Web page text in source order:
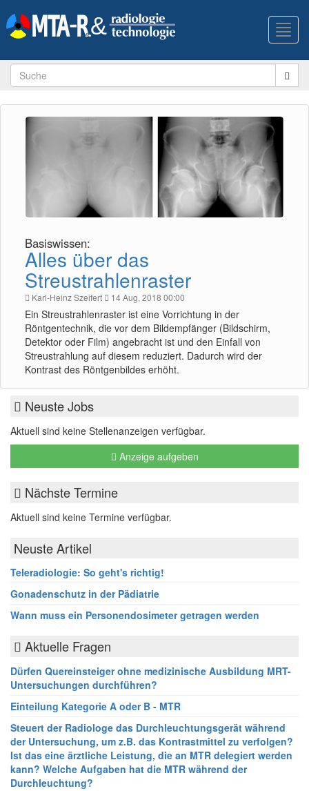
Basiswissen:
Alles über das
Streustrahlenraster
Karl-Heinz Szeifert 14 Aug, 2018 00:00
Ein Streustrahlenraster ist eine Vorrichtung in der
Röntgentechnik, die vor dem Bildempfänger (Bildschirm,
Detektor oder Film) angebracht ist und den Einfall von
Streustrahlung auf diesem reduziert. Dadurch wird der
Kontrast des Röntgenbildes erhöht.
Neuste Jobs
Aktuell sind keine Stellenanzeigen verfügbar.
Anzeige aufgeben
Nächste Termine
Aktuell sind keine Termine verfügbar.
Neuste Artikel
Teleradiologie: So geht's richtig!
Gonadenschutz in der Pädiatrie
Wann muss ein Personendosimeter getragen werden
Aktuelle Fragen
Dürfen Quereinsteiger ohne medizinische Ausbildung MRT-
Untersuchungen durchführen?
Einteilung Kategorie A oder B - MTR
Steuert der Radiologe das Durchleuchtungsgerät während
der Untersuchung, um z.B. das Kontrastmittel zu verfolgen?
Ist das eine ärztliche Leistung, die an MTR delegiert werden
kann? Welche Aufgaben hat die MTR während der
Durchleuchtung?